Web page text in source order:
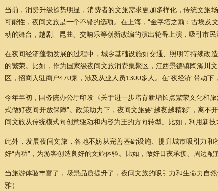
当前，消费升级趋势明显，消费者的文旅需求更加多样化，传统文旅
可能性，夜间文旅是一个不错的选项。在上海，“金字塔之巅：古埃及
动的舞台，越剧、昆曲、交响乐等创新改编的演出轮番上演，吸引市
在夜间经济蓬勃发展的过程中，城乡基础设施如交通、照明等持续改
的繁荣。比如，作为国家级夜间文旅消费集聚区，江西景德镇陶溪川
区，招商入驻商户470家，涉及从业人员1300多人。在“夜经济”带动
今年年初，国务院办公厅印发《关于进一步培育新增长点繁荣文化和
式做好夜间开放保障”。政策助力下，夜间文旅要“越夜越精彩”，离
间文旅从传统模式向创意驱动和内容为王的方向转型。比如，利用新
此外，发展夜间文旅，各地不妨从完善基础设施、提升城市吸引力
好“内功”，为游客创造良好的文旅体验。比如，做好日夜承接、周边配
当旅游体验丰富了，场景品质提升了，夜间文旅的吸引力和生命力自
雅）